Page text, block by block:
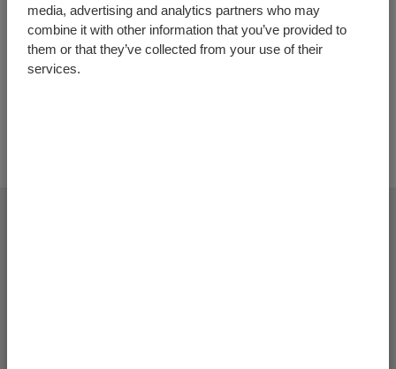
media, advertising and analytics partners who may
combine it with other information that you’ve provided to
them or that they’ve collected from your use of their
services.
Unidade
Quantia